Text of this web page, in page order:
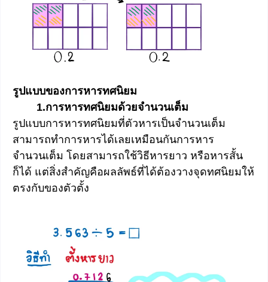
รูปแบบของการหารทศนิยม
1.การหารทศนิยมด้วยจำนวนเต็ม
รูปแบบการหารทศนิยมที่ตัวหารเป็นจำนวนเต็ม
สามารถทำการหารได้เลยเหมือนกันการหาร
จำนวนเต็ม โดยสามารถใช้วิธีหารยาว หรือหารสั้น
ก็ได้ แต่สิ่งสำคัญคือผลลัพธ์ที่ได้ต้องวางจุดทศนิยมให้
ตรงกับของตัวตั้ง